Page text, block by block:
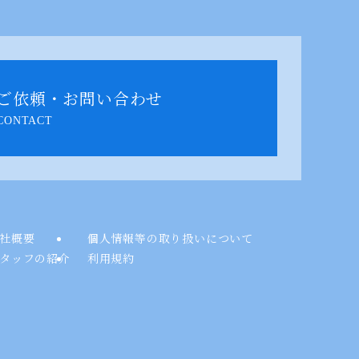
依頼・お問い合わせ
概要
ッフの紹介
個人情報等の取り扱いについて
利用規約